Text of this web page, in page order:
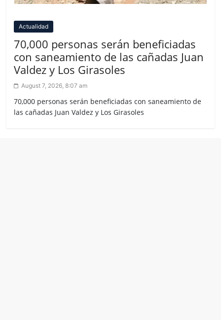
Actualidad
70,000 personas serán beneficiadas
con saneamiento de las cañadas Juan
Valdez y Los Girasoles
August 7, 2026, 8:07 am
70,000 personas serán beneficiadas con saneamiento de
las cañadas Juan Valdez y Los Girasoles